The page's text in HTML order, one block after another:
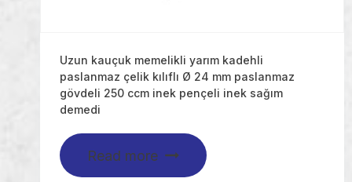
Uzun kauçuk memelikli yarım kadehli
paslanmaz çelik kılıflı Ø 24 mm paslanmaz
gövdeli 250 ccm inek pençeli inek sağım
demedi
Read more